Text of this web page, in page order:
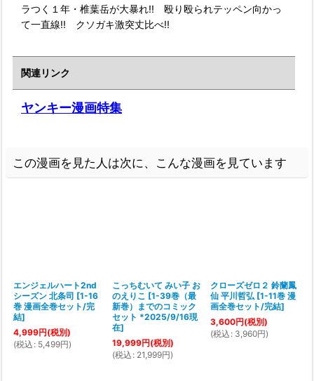
ラつく１年・椎葉岳が大暴れ!! 殴り殴られテッペン向かっ
て一直線!! クソガキ激突丈比べ!!
関連リンク
ヤンキー漫画特集
この漫画を見た人は次に、こんな漫画を見ています
エンジェルハート2nd
シーズン 北条司 [1-16
巻 漫画全巻セット/完
結]
4,999円(税別)
(税込 : 5,499円)
こっちむいて みい子 お
のえりこ [1-39巻（最
新巻）までのコミック
セット *2025/9/16現
在]
19,999円(税別)
(税込 : 21,999円)
クローズゼロ２ 鈴蘭鳳
仙 平川哲弘 [1-11巻 漫
画全巻セット/完結]
3,600円(税別)
(税込 : 3,960円)